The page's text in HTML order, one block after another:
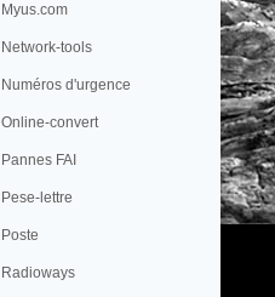
Myus.com
Network-tools
Numéros d'urgence
Online-convert
Pannes FAI
Pese-lettre
Poste
Radioways